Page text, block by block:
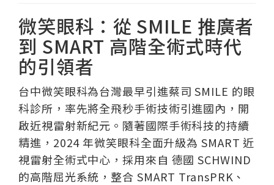
微笑眼科：從 SMILE 推廣者
到 SMART 高階全術式時代
的引領者
台中微笑眼科為台灣最早引進蔡司 SMILE 的眼
科診所，率先將全飛秒手術技術引進國內，開
啟近視雷射新紀元。隨著國際手術科技的持續
精進，2024 年微笑眼科全面升級為 SMART 近
視雷射全術式中心，採用來自 德國 SCHWIND
的高階屈光系統，整合 SMART TransPRK、